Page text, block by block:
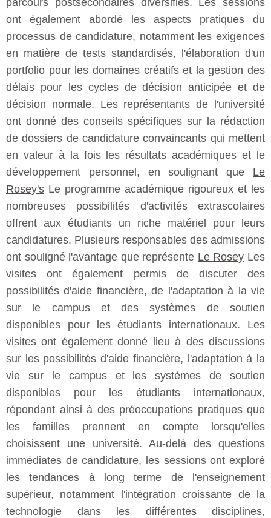
parcours postsecondaires diversifiés. Les sessions
ont également abordé les aspects pratiques du
processus de candidature, notamment les exigences
en matière de tests standardisés, l'élaboration d'un
portfolio pour les domaines créatifs et la gestion des
délais pour les cycles de décision anticipée et de
décision normale. Les représentants de l'université
ont donné des conseils spécifiques sur la rédaction
de dossiers de candidature convaincants qui mettent
en valeur à la fois les résultats académiques et le
développement personnel, en soulignant que Le
Rosey's Le programme académique rigoureux et les
nombreuses possibilités d'activités extrascolaires
offrent aux étudiants un riche matériel pour leurs
candidatures. Plusieurs responsables des admissions
ont souligné l'avantage que représente Le Rosey Les
visites ont également permis de discuter des
possibilités d'aide financière, de l'adaptation à la vie
sur le campus et des systèmes de soutien
disponibles pour les étudiants internationaux. Les
visites ont également donné lieu à des discussions
sur les possibilités d'aide financière, l'adaptation à la
vie sur le campus et les systèmes de soutien
disponibles pour les étudiants internationaux,
répondant ainsi à des préoccupations pratiques que
les familles prennent en compte lorsqu'elles
choisissent une université. Au-delà des questions
immédiates de candidature, les sessions ont exploré
les tendances à long terme de l'enseignement
supérieur, notamment l'intégration croissante de la
technologie dans les différentes disciplines,